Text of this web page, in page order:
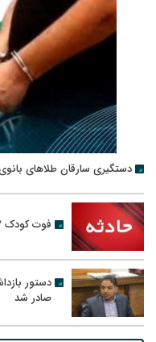
دستگیری سارقان طلاهای
فوت کودک ۷ ساله رفسنجانی در سانحه رانندگی
دستور
صادر شد